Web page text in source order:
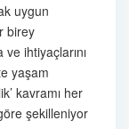
uygun
birey
ihtiyaçlarını
yaşam
kavramı her
şekilleniyor